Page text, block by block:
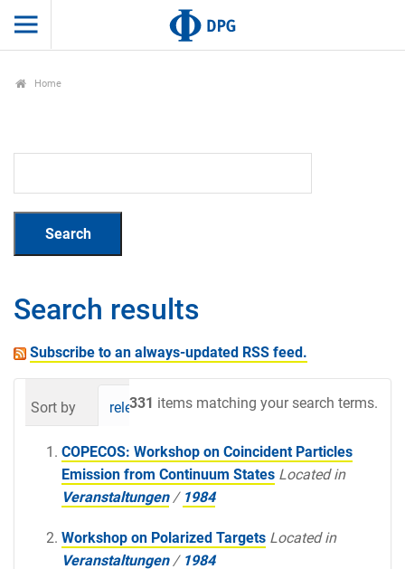
Home
Search results
Subscribe to an always-updated RSS feed.
331 items matching your search terms.
Sort by relevance date (newest first)
COPECOS: Workshop on Coincident Particles
Emission from Continuum States Located in
Veranstaltungen / 1984
Workshop on Polarized Targets Located in
Veranstaltungen / 1984